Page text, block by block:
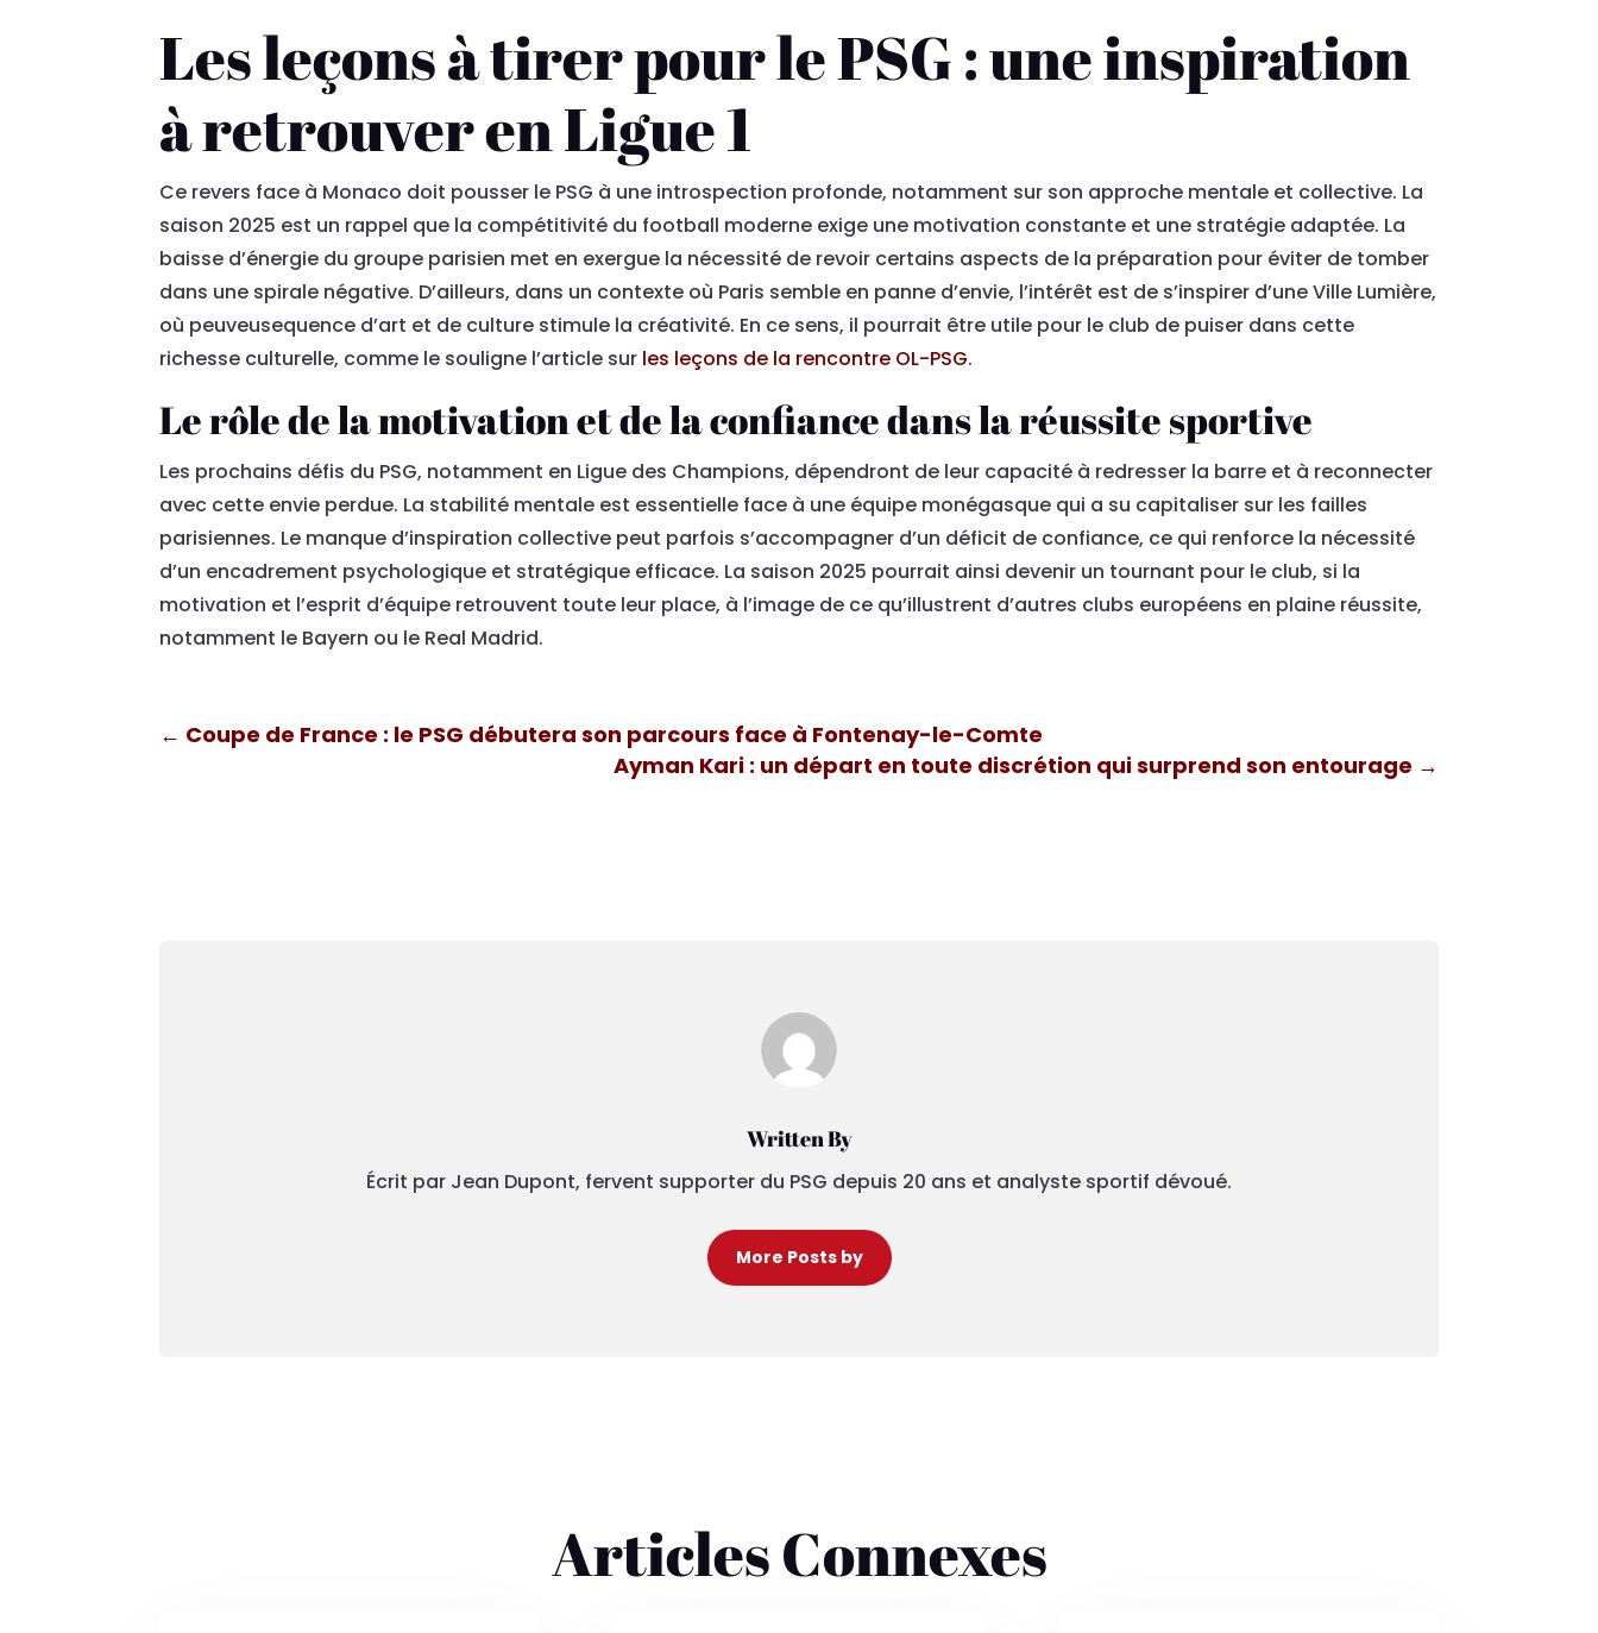
Les leçons à tirer pour le PSG : une inspiration
à retrouver en Ligue 1
Ce revers face à Monaco doit pousser le PSG à une introspection profonde, notamment sur son approche mentale et collective. La
saison 2025 est un rappel que la compétitivité du football moderne exige une motivation constante et une stratégie adaptée. La
baisse d’énergie du groupe parisien met en exergue la nécessité de revoir certains aspects de la préparation pour éviter de tomber
dans une spirale négative. D’ailleurs, dans un contexte où Paris semble en panne d’envie, l’intérêt est de s’inspirer d’une Ville Lumière,
où peuveusequence d’art et de culture stimule la créativité. En ce sens, il pourrait être utile pour le club de puiser dans cette
richesse culturelle, comme le souligne l’article sur les leçons de la rencontre OL-PSG.
Le rôle de la motivation et de la confiance dans la réussite sportive
Les prochains défis du PSG, notamment en Ligue des Champions, dépendront de leur capacité à redresser la barre et à reconnecter
avec cette envie perdue. La stabilité mentale est essentielle face à une équipe monégasque qui a su capitaliser sur les failles
parisiennes. Le manque d’inspiration collective peut parfois s’accompagner d’un déficit de confiance, ce qui renforce la nécessité
d’un encadrement psychologique et stratégique efficace. La saison 2025 pourrait ainsi devenir un tournant pour le club, si la
motivation et l’esprit d’équipe retrouvent toute leur place, à l’image de ce qu’illustrent d’autres clubs européens en plaine réussite,
notamment le Bayern ou le Real Madrid.
← Coupe de France : le PSG débutera son parcours face à Fontenay-le-Comte
Ayman Kari : un départ en toute discrétion qui surprend son entourage →
Written By
Écrit par Jean Dupont, fervent supporter du PSG depuis 20 ans et analyste sportif dévoué.
More Posts by
Articles Connexes